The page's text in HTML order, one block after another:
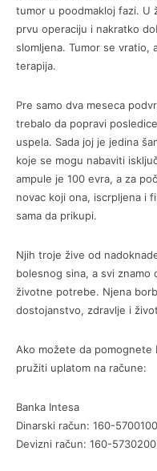
tumor u poodmakloj fazi. U
prvu operaciju i nakratko
slomljena. Tumor se vratio,
terapija.
Pre samo dva meseca
trebalo da popravi
uspela. Sada joj je jedina
koje se mogu nabaviti
ampule je 100 evra, a za
novac koji ona, iscrpljena i
sama da prikupi.
Njih troje žive od
bolesnog sina, a svi
životne potrebe. Njena
dostojanstvo, zdravlje i
Ako možete da pomognete
pružiti uplatom na račune:
Banka Intesa
Dinarski račun: 160-
Devizni račun: 160-